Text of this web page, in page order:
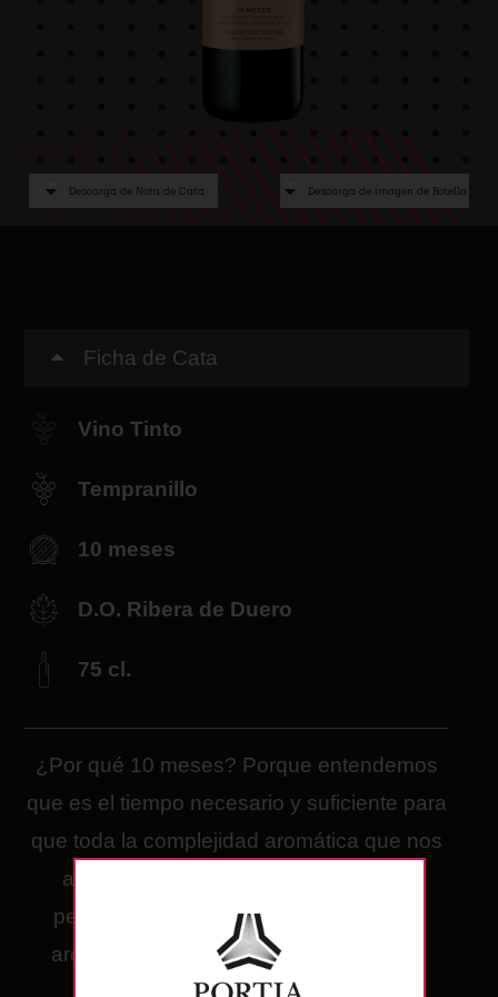
Descarga de Nota de Cata Descarga de imagen de Botella
Ficha de Cata
Vino Tinto
Tempranillo
10 meses
D.O. Ribera de Duero
75 cl.
¿Por qué 10 meses? Porque entendemos
que es el tiempo necesario y suficiente para
que toda la complejidad aromática que nos
aporta la variedad tempranillo quede
perfectamente integrada con todos los
aromas que nos van a aportar esos 10
meses de crianza en barrica.